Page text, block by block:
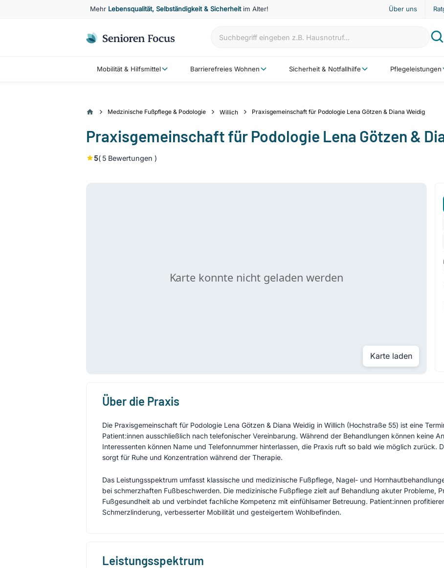
Mehr Lebensqualität, Selbständigkeit & Sicherheitim Alter! Über uns
Mobilität & Hilfsmittel Barrierefreies Wohnen Sicherheit & Notfallhilfe Pflegeleistungen
Medzinische Fußpflege & Podologie Willich Praxisgemeinschaft für Podologie Lena Götzen & Diana Weidig
Praxisgemeinschaft für Podologie Lena Götzen &
5( 5 Bewertungen )
Karte laden
Über die Praxis
Die Praxisgemeinschaft für Podologie Lena Götzen & Diana Weidig in Willich (Hochstraße 55) ist eine
Patient:innen ausschließlich nach telefonischer Vereinbarung. Während der Behandlungen können keine
Interessenten können Name und Telefonnummer hinterlassen, die Praxis ruft so bald wie möglich zurück.
sorgt für Ruhe und Konzentration während der Therapie.
Das Leistungsspektrum umfasst klassische und medizinische Fußpflege, Nagel- und
bei schmerzhaften Fußbeschwerden. Die medizinische Fußpflege zielt auf Behandlung akuter Probleme,
Fußgesundheit ab und verbindet fachliche Kompetenz mit einfühlsamer Betreuung. Patient:innen
Schmerzlinderung, verbesserter Mobilität und gesteigertem Wohlbefinden.
Leistungsspektrum